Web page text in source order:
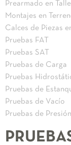
Prearmado en
Montajes en
Calces de Piezas
Pruebas FAT
Pruebas SAT
Pruebas de Carga
Pruebas
Pruebas de
Pruebas de Vacío
Pruebas de Presión